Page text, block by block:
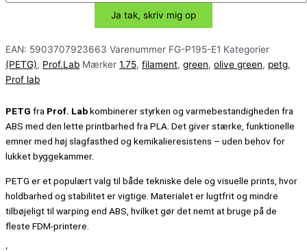
EAN: 5903707923663 Varenummer FG-P195-E1 Kategorier
(PETG), Prof.Lab Mærker 1.75, filament, green, olive green, petg,
Prof lab
PETG fra Prof. Labkombinerer styrken og varmebestandigheden fra
ABS med den lette printbarhed fra PLA. Det giver stærke, funktionelle
emner med høj slagfasthed og kemikalieresistens – uden behov for
lukket byggekammer.
PETG er et populært valg til både tekniske dele og visuelle prints, hvor
holdbarhed og stabilitet er vigtige. Materialet er lugtfrit og mindre
tilbøjeligt til warping end ABS, hvilket gør det nemt at bruge på de
fleste FDM-printere.